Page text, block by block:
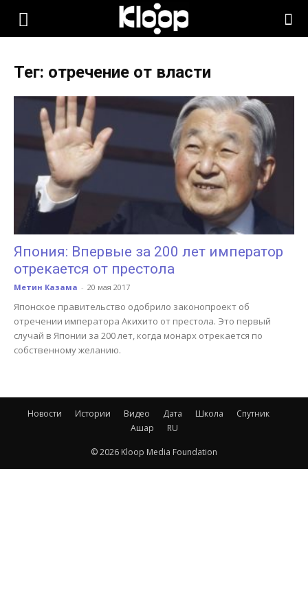
KLOOP.KG
Новости
Кыргызстана
Тег: отречение от власти
Япония: Впервые за 200 лет император
отрекается от престола
Метин Казама - 20 мая 2017
Японское правительство одобрило законопроект об
отречении императора Акихито от престола. Это первый
случай в Японии за 200 лет, когда монарх отрекается по
собственному желанию.
Новости Истории Видео Дата Школа
Спутник
Ашар
RU
© 2026 Kloop Media Foundation